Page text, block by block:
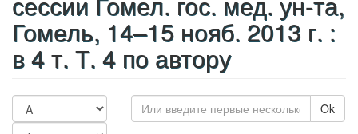
Гомель, 14–15 нояб. 2013 г. :
в 4 т. Т. 4 по автору
Ok